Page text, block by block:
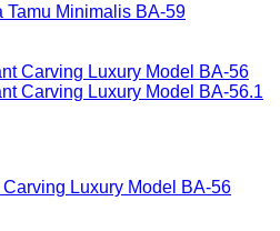
Tamu Minimalis BA-59
Luxury Model BA-56